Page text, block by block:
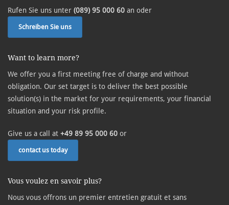
Rufen Sie uns unter (089) 95 000 60 an oder
Schreiben Sie uns
Want to learn more?
We offer you a first meeting free of charge and without
obligation. Our set target is to deliver the best possible
solution(s) in the market for your requirements, your financial
situation and your risk profile.
Give us a call at +49 89 95 000 60 or
contact us today
Vous voulez en savoir plus?
Nous vous offrons un premier entretien gratuit et sans